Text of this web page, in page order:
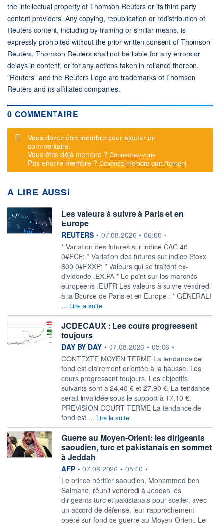
the intellectual property of Thomson Reuters or its third party
content providers. Any copying, republication or redistribution of
Reuters content, including by framing or similar means, is
expressly prohibited without the prior written consent of Thomson
Reuters. Thomson Reuters shall not be liable for any errors or
delays in content, or for any actions taken in reliance thereon.
"Reuters" and the Reuters Logo are trademarks of Thomson
Reuters and its affiliated companies.
0 COMMENTAIRE
Message d'alerte
Vous devez être membre pour ajouter un
commentaire.
Vous êtes déjà membre ? Connectez-vous
Pas encore membre ? Devenez membre gratuitement
A LIRE AUSSI
Les valeurs à suivre à Paris et en
Europe
information fournie par
REUTERS • 07.08.2026 • 06:00 •
* Variation des futures sur indice CAC 40
0#FCE: * Variation des futures sur indice Stoxx
600 0#FXXP: * Valeurs qui se traitent ex-
dividende .EX.PA * Le point sur les marchés
européens .EUFR Les valeurs à suivre vendredi
à la Bourse de Paris et en Europe : * GENERALI
... Lire la suite
JCDECAUX : Les cours progressent
toujours
information fournie par
DAY BY DAY • 07.08.2026 • 05:06 •
CONTEXTE MOYEN TERME La tendance de
fond est clairement orientée à la hausse. Les
cours progressent toujours. Les objectifs
suivants sont à 24,40 € et 27,90 €. La tendance
serait invalidée sous le support à 17,10 €.
PREVISION COURT TERME La tendance de
fond est ... Lire la suite
Guerre au Moyen-Orient: les dirigeants
saoudien, turc et pakistanais en sommet
à Jeddah
information fournie par
AFP • 07.08.2026 • 05:00 •
Le prince héritier saoudien, Mohammed ben
Salmane, réunit vendredi à Jeddah les
dirigeants turc et pakistanais pour sceller, avec
un accord de défense, leur rapprochement
opéré sur fond de guerre au Moyen-Orient. Le